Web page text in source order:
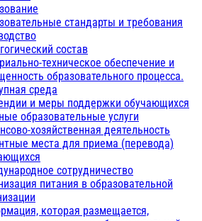
стандарты и требования
состав
техническое обеспечение и
образовательного процесса.
среда
и меры поддержки обучающихся
образовательные услуги
хозяйственная деятельность
места для приема (перевода)
сотрудничество
питания в образовательной
которая размещается,